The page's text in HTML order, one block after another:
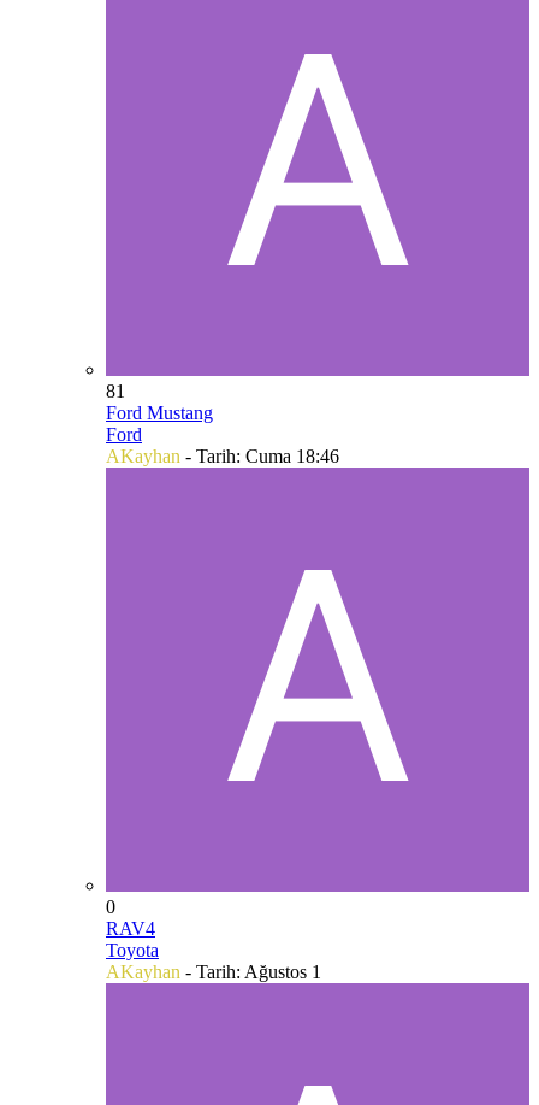
81
Ford Mustang
Ford
AKayhan - Tarih: Cuma 18:46
0
RAV4
Toyota
AKayhan - Tarih: Ağustos 1